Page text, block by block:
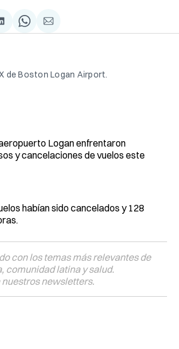
Compartir
en
Share
on
Compartir
via
de Boston Logan Airport.
Logan enfrentaron
y cancelaciones de vuelos este
habían sido cancelados y 128
con los temas más relevantes de
comunidad latina y salud.
newsletters.